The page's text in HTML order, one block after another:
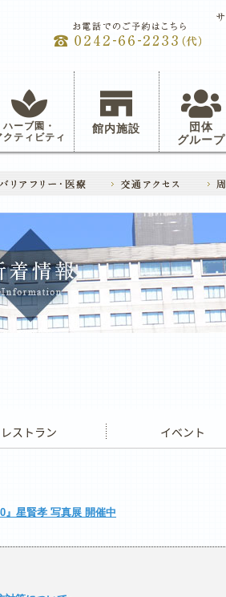
ハーブ園・
クティビティ
館内施設
団体
グループ
』星賢孝 写真展 開催中